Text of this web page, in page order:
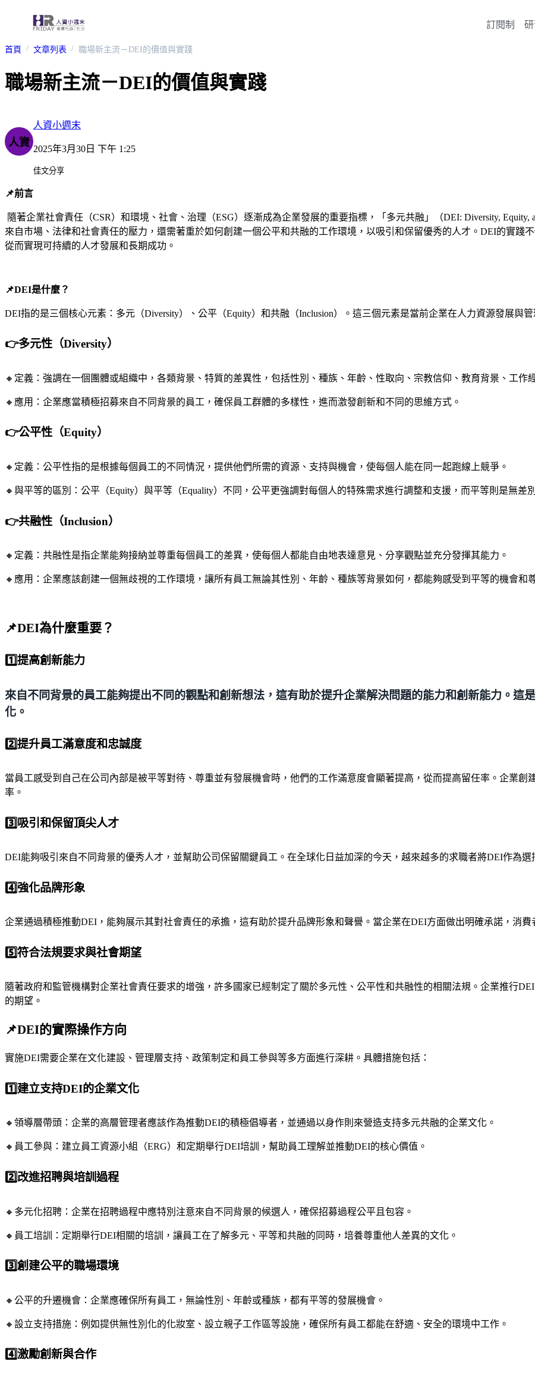
訂閱制
首頁 文章列表 職場新主流－DEI的價值與實踐
職場新主流－DEI的價值與實踐
人資
人資小週末
2025年3月30日 下午 1:25
佳文分享
📌前言
隨著企業社會責任（CSR）和環境、社會、治理（ESG）逐漸成為企業發展的重要指標，「多元共融」（DEI: Diversity,
來自市場、法律和社會責任的壓力，還需著重於如何創建一個公平和共融的工作環境，以吸引和保留優秀的人才。DEI的實踐
從而實現可持續的人才發展和長期成功。
📌DEI是什麼？
DEI指的是三個核心元素：多元（Diversity）、公平（Equity）和共融（Inclusion）。這三個元素是當前企業在人力資源發展與
👉多元性（Diversity）
🔸定義：強調在一個團體或組織中，各類背景、特質的差異性，包括性別、種族、年齡、性取向、宗教信仰、教育背景、工作
🔸應用：企業應當積極招募來自不同背景的員工，確保員工群體的多樣性，進而激發創新和不同的思維方式。
👉公平性（Equity）
🔸定義：公平性指的是根據每個員工的不同情況，提供他們所需的資源、支持與機會，使每個人能在同一起跑線上競爭。
🔸與平等的區別：公平（Equity）與平等（Equality）不同，公平更強調對每個人的特殊需求進行調整和支援，而平等則是無差
👉共融性（Inclusion）
🔸定義：共融性是指企業能夠接納並尊重每個員工的差異，使每個人都能自由地表達意見、分享觀點並充分發揮其能力。
🔸應用：企業應該創建一個無歧視的工作環境，讓所有員工無論其性別、年齡、種族等背景如何，都能夠感受到平等的機會和
📌DEI為什麼重要？
1️⃣提高創新能力
來自不同背景的員工能夠提出不同的觀點和創新想法，這有助於提升企業解決問題的能力和創新能力。這
化。
2️⃣提升員工滿意度和忠誠度
當員工感受到自己在公司內部是被平等對待、尊重並有發展機會時，他們的工作滿意度會顯著提高，從而提高留任率。企業
率。
3️⃣吸引和保留頂尖人才
DEI能夠吸引來自不同背景的優秀人才，並幫助公司保留關鍵員工。在全球化日益加深的今天，越來越多的求職者將DEI作為選
4️⃣強化品牌形象
企業通過積極推動DEI，能夠展示其對社會責任的承擔，這有助於提升品牌形象和聲譽。當企業在DEI方面做出明確承諾，消費
5️⃣符合法規要求與社會期望
隨著政府和監管機構對企業社會責任要求的增強，許多國家已經制定了關於多元性、公平性和共融性的相關法規。企業推行
的期望。
📌DEI的實際操作方向
實施DEI需要企業在文化建設、管理層支持、政策制定和員工參與等多方面進行深耕。具體措施包括：
1️⃣建立支持DEI的企業文化
🔸領導層帶頭：企業的高層管理者應該作為推動DEI的積極倡導者，並通過以身作則來營造支持多元共融的企業文化。
🔸員工參與：建立員工資源小組（ERG）和定期舉行DEI培訓，幫助員工理解並推動DEI的核心價值。
2️⃣改進招聘與培訓過程
🔸多元化招聘：企業在招聘過程中應特別注意來自不同背景的候選人，確保招募過程公平且包容。
🔸員工培訓：定期舉行DEI相關的培訓，讓員工在了解多元、平等和共融的同時，培養尊重他人差異的文化。
3️⃣創建公平的職場環境
🔸公平的升遷機會：企業應確保所有員工，無論性別、年齡或種族，都有平等的發展機會。
🔸設立支持措施：例如提供無性別化的化妝室、設立親子工作區等設施，確保所有員工都能在舒適、安全的環境中工作。
4️⃣激勵創新與合作